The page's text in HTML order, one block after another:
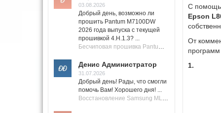
03.08.2026
Добрый день, возможно ли
прошить Pantum M7100DW
2026 года выпуска с текущей
прошивкой 4.H.1.3? ...
Бесчиповая прошивка Pantum M7100 Series (M7100, M7108, M7102, M7103, M7105)
Денис Администратор
31.07.2026
Добрый день! Рады, что смогли
помочь Вам! Хорошего дня! ...
Восстановление Samsung ML-1661, ML-1666 после не удачной прошивки.
С
Epson
От
1.